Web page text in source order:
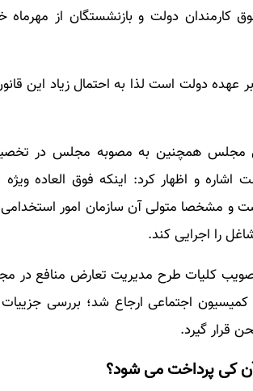
کارمندان دولت و بازنشستگان از
عهده دولت است لذا به احتمال زیاد این
اشاره و اظهار کرد: اینکه فوق العاده
و مشخصا متولی آن سازمان امور
کلیات طرح مدیریت تعارض منافع در
اجتماعی ارجاع شد؛ بررسی
قرار گیرد.
کی پرداخت می شود؟